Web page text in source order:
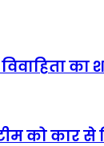
का
को कार